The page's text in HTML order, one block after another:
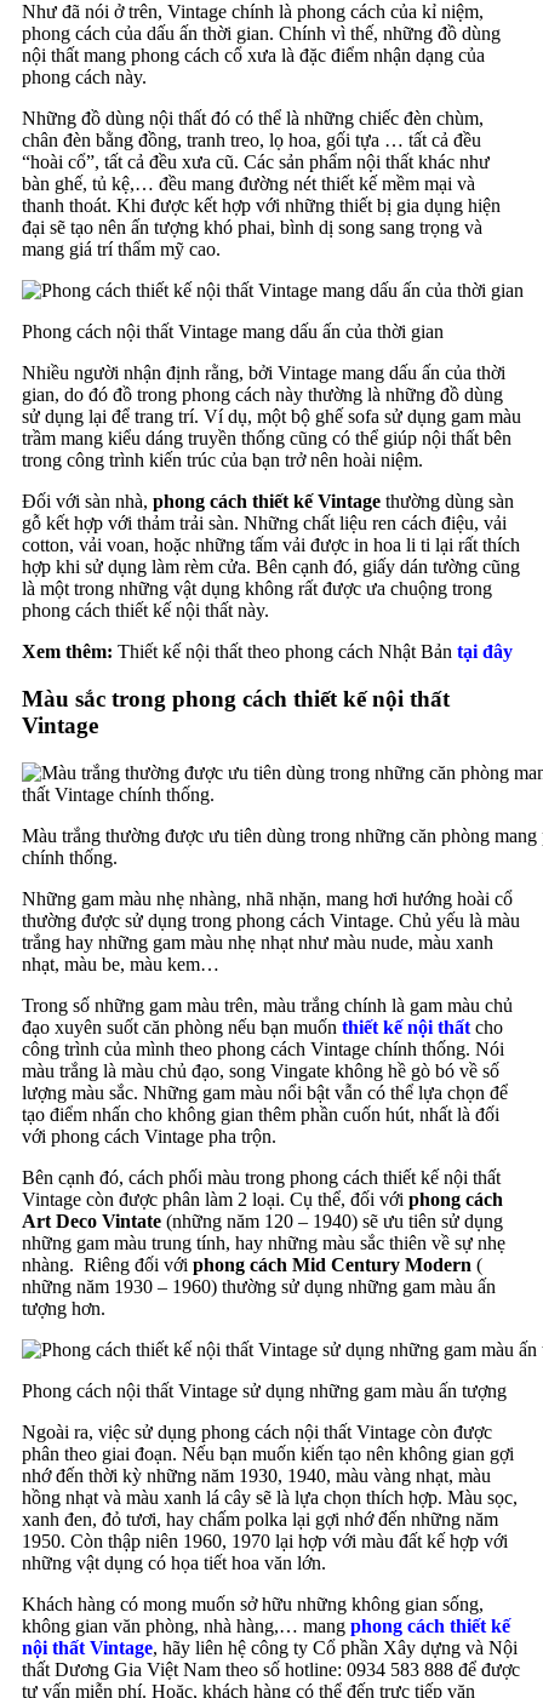
Như đã nói ở trên, Vintage chính là phong cách của kỉ niệm,
phong cách của dấu ấn thời gian. Chính vì thế, những đồ dùng
nội thất mang phong cách cổ xưa là đặc điểm nhận dạng của
phong cách này.
Những đồ dùng nội thất đó có thể là những chiếc đèn chùm,
chân đèn bằng đồng, tranh treo, lọ hoa, gối tựa … tất cả đều
“hoài cổ”, tất cả đều xưa cũ. Các sản phẩm nội thất khác như
bàn ghế, tủ kệ,… đều mang đường nét thiết kế mềm mại và
thanh thoát. Khi được kết hợp với những thiết bị gia dụng hiện
đại sẽ tạo nên ấn tượng khó phai, bình dị song sang trọng và
mang giá trí thẩm mỹ cao.
Phong cách nội thất Vintage mang dấu ấn của thời gian
Nhiều người nhận định rằng, bởi Vintage mang dấu ấn của thời
gian, do đó đồ trong phong cách này thường là những đồ dùng
sử dụng lại để trang trí. Ví dụ, một bộ ghế sofa sử dụng gam màu
trầm mang kiểu dáng truyền thống cũng có thể giúp nội thất bên
trong công trình kiến trúc của bạn trở nên hoài niệm.
Đối với sàn nhà, phong cách thiết kế Vintage thường dùng sàn
gỗ kết hợp với thảm trải sàn. Những chất liệu ren cách điệu, vải
cotton, vải voan, hoặc những tấm vải được in hoa li ti lại rất thích
hợp khi sử dụng làm rèm cửa. Bên cạnh đó, giấy dán tường cũng
là một trong những vật dụng không rất được ưa chuộng trong
phong cách thiết kế nội thất này.
Xem thêm: Thiết kế nội thất theo phong cách Nhật Bản tại đây
Màu sắc trong phong cách thiết kế nội thất
Vintage
Màu trắng thường được ưu tiên dùng trong những căn phòng
chính thống.
Những gam màu nhẹ nhàng, nhã nhặn, mang hơi hướng hoài cổ
thường được sử dụng trong phong cách Vintage. Chủ yếu là màu
trắng hay những gam màu nhẹ nhạt như màu nude, màu xanh
nhạt, màu be, màu kem…
Trong số những gam màu trên, màu trắng chính là gam màu chủ
đạo xuyên suốt căn phòng nếu bạn muốn thiết kế nội thất cho
công trình của mình theo phong cách Vintage chính thống. Nói
màu trắng là màu chủ đạo, song Vingate không hề gò bó về số
lượng màu sắc. Những gam màu nổi bật vẫn có thể lựa chọn để
tạo điểm nhấn cho không gian thêm phần cuốn hút, nhất là đối
với phong cách Vintage pha trộn.
Bên cạnh đó, cách phối màu trong phong cách thiết kế nội thất
Vintage còn được phân làm 2 loại. Cụ thể, đối với phong cách
Art Deco Vintate (những năm 120 – 1940) sẽ ưu tiên sử dụng
những gam màu trung tính, hay những màu sắc thiên về sự nhẹ
nhàng. Riêng đối với phong cách Mid Century Modern (
những năm 1930 – 1960) thường sử dụng những gam màu ấn
tượng hơn.
Phong cách nội thất Vintage sử dụng những gam màu ấn tượng
Ngoài ra, việc sử dụng phong cách nội thất Vintage còn được
phân theo giai đoạn. Nếu bạn muốn kiến tạo nên không gian gợi
nhớ đến thời kỳ những năm 1930, 1940, màu vàng nhạt, màu
hồng nhạt và màu xanh lá cây sẽ là lựa chọn thích hợp. Màu sọc,
xanh đen, đỏ tươi, hay chấm polka lại gợi nhớ đến những năm
1950. Còn thập niên 1960, 1970 lại hợp với màu đất kế hợp với
những vật dụng có họa tiết hoa văn lớn.
Khách hàng có mong muốn sở hữu những không gian sống,
không gian văn phòng, nhà hàng,… mang phong cách thiết kế
nội thất Vintage, hãy liên hệ công ty Cổ phần Xây dựng và Nội
thất Dương Gia Việt Nam theo số hotline: 0934 583 888 để được
tư vấn miễn phí. Hoặc, khách hàng có thể đến trực tiếp văn